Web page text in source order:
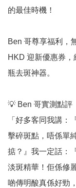
的最佳時機！
Ben 哥尊享福利，
HKD 迎新優惠券
瓶去斑神器。
💡 Ben 哥實測點評
「好多客同我講：
擊碎斑點，唔係單
掂？』我一定話：
淡斑精華！佢係修
啲傳明酸真係好勁